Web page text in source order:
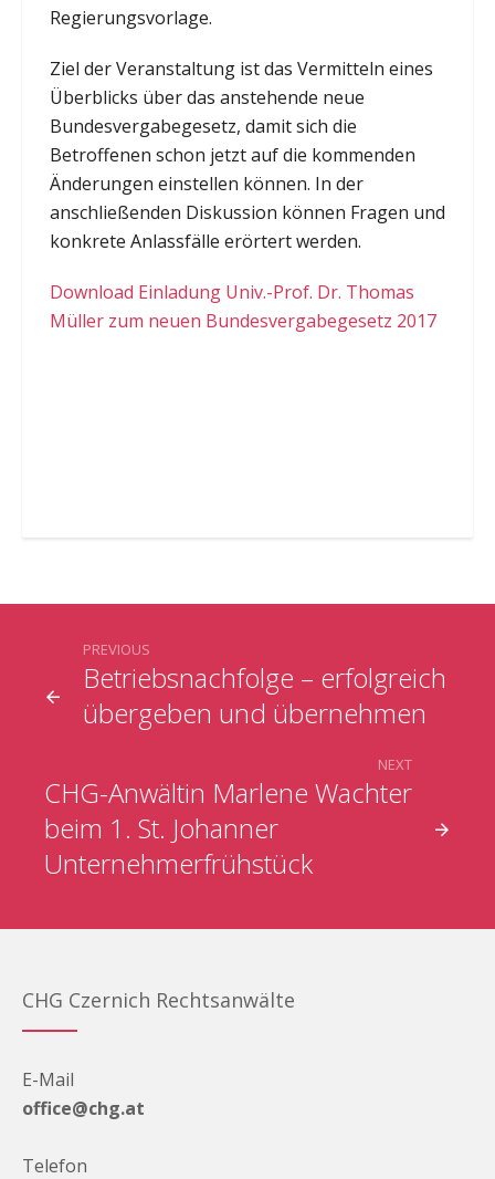
Regierungsvorlage.
Ziel der Veranstaltung ist das Vermitteln eines
Überblicks über das anstehende neue
Bundesvergabegesetz, damit sich die
Betroffenen schon jetzt auf die kommenden
Änderungen einstellen können. In der
anschließenden Diskussion können Fragen und
konkrete Anlassfälle erörtert werden.
Download Einladung Univ.-Prof. Dr. Thomas
Müller zum neuen Bundesvergabegesetz 2017
Betriebsnachfolge – erfolgreich
übergeben und übernehmen
PREVIOUS
CHG-Anwältin Marlene Wachter
beim 1. St. Johanner
Unternehmerfrühstück
NEXT
CHG Czernich Rechtsanwälte
E-Mail
office@chg.at
Telefon